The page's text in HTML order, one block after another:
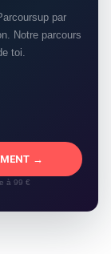
par
Notre parcours
toi.
→
à 99 €